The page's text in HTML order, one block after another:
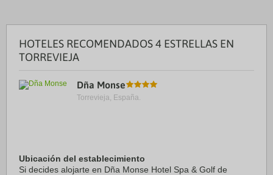
HOTELES RECOMENDADOS 4 ESTRELLAS EN
TORREVIEJA
Dña Monse
Torrevieja, España.
Ubicación del establecimiento
Si decides alojarte en Dña Monse Hotel Spa & Golf de